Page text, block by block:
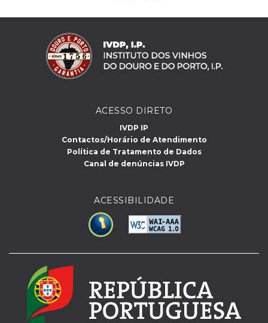
ACESSO DIRETO
IVDP IP
Contactos/Horário de Atendimento
Política de Tratamento de Dados
Canal de denúncias IVDP
ACESSIBILIDADE